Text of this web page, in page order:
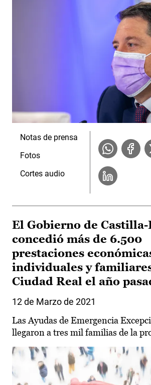
Notas de prensa
Fotos
Cortes audio
El Gobierno de Castilla-
concedió más de 6.500
prestaciones
individuales y
Ciudad Real el año
12 de Marzo de 2021
Las Ayudas de Emergencia
llegaron a tres mil familias de la